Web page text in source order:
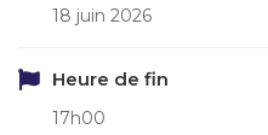
18 juin 2026
Heure de fin
17h00